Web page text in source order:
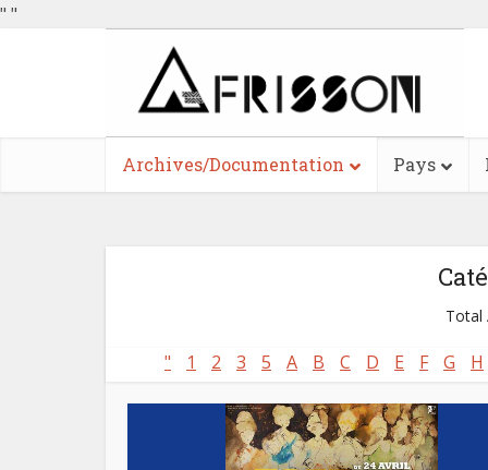
" "
Archives/Documentation Pays
Total
" 1 2 3 5 A B C D E F G H